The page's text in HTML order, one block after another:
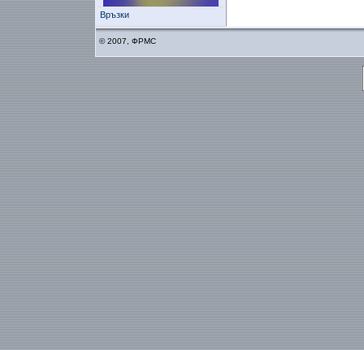
Връзки
© 2007, ФРМС